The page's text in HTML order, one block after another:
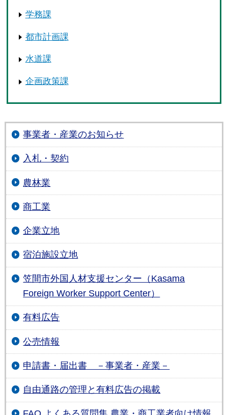
学務課
都市計画課
水道課
企画政策課
事業者・産業のお知らせ
入札・契約
農林業
商工業
企業立地
宿泊施設立地
笠間市外国人材支援センター（Kasama
Foreign Worker Support Center）
有料広告
公売情報
申請書・届出書 －事業者・産業－
自由通路の管理と有料広告の掲載